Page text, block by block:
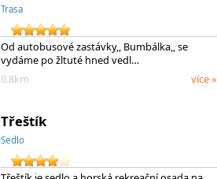
Trasa
Od autobusové zastávky,, Bumbálka,, se
vydáme po žltuté hned vedl…
0.8km
více »
Třeštík
Sedlo